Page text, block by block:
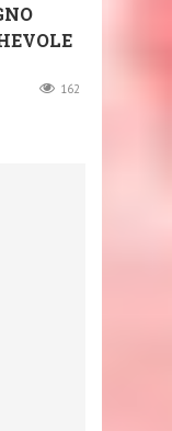
162